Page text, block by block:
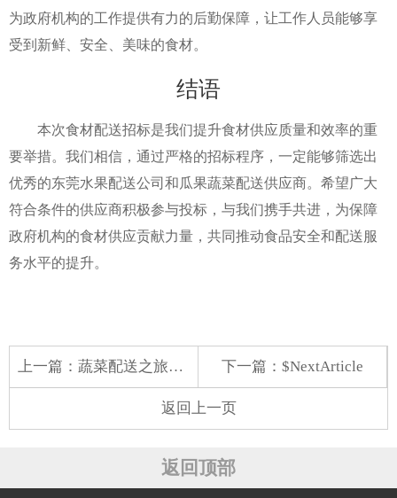
为政府机构的工作提供有力的后勤保障，让工作人员能够享
受到新鲜、安全、美味的食材。
结语
本次食材配送招标是我们提升食材供应质量和效率的重
要举措。我们相信，通过严格的招标程序，一定能够筛选出
优秀的东莞水果配送公司和瓜果蔬菜配送供应商。希望广大
符合条件的供应商积极参与投标，与我们携手共进，为保障
政府机构的食材供应贡献力量，共同推动食品安全和配送服
务水平的提升。
上一篇： 蔬菜配送之旅：连接供需的桥梁 下一篇：$NextArticle
返回上一页
返回顶部